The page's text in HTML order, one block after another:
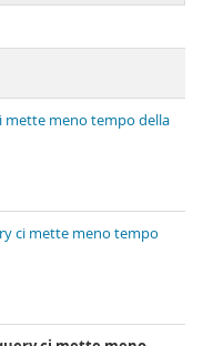
mette meno tempo della
ci mette meno tempo